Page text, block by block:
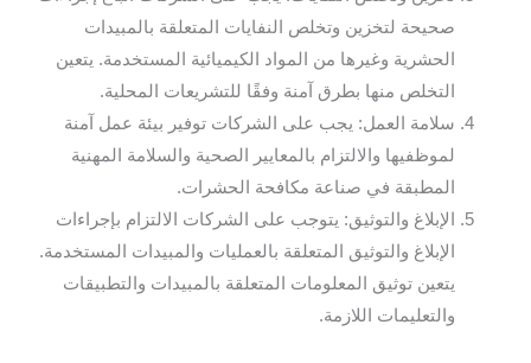
صحيحة لتخزين وتخلص النفايات المتعلقة بالمبيدات
الحشرية وغيرها من المواد الكيميائية المستخدمة. يتعين
التخلص منها بطرق آمنة وفقًا للتشريعات المحلية.
سلامة العمل: يجب على الشركات توفير بيئة عمل آمنة
لموظفيها والالتزام بالمعايير الصحية والسلامة المهنية
المطبقة في صناعة مكافحة الحشرات.
الإبلاغ والتوثيق: يتوجب على الشركات الالتزام بإجراءات
الإبلاغ والتوثيق المتعلقة بالعمليات والمبيدات المستخدمة.
يتعين توثيق المعلومات المتعلقة بالمبيدات والتطبيقات
والتعليمات اللازمة.